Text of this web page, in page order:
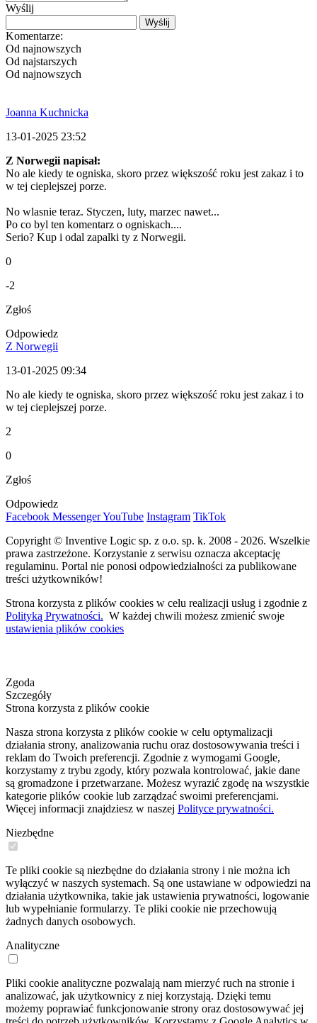
Wyślij
Komentarze:
Od najnowszych
Od najstarszych
Od najnowszych
Joanna Kuchnicka
13-01-2025 23:52
Z Norwegii napisał:
No ale kiedy te ogniska, skoro przez większość roku jest zakaz i to
w tej cieplejszej porze.
No wlasnie teraz. Styczen, luty, marzec nawet...
Po co byl ten komentarz o ogniskach....
Serio? Kup i odal zapalki ty z Norwegii.
0
-2
Zgłoś
Odpowiedz
Z Norwegii
13-01-2025 09:34
No ale kiedy te ogniska, skoro przez większość roku jest zakaz i to
w tej cieplejszej porze.
2
0
Zgłoś
Odpowiedz
Facebook MessengerYouTube Instagram TikTok
Copyright © Inventive Logic sp. z o.o. sp. k. 2008 - 2026. Wszelkie
prawa zastrzeżone. Korzystanie z serwisu oznacza akceptację
regulaminu. Portal nie ponosi odpowiedzialności za publikowane
treści użytkowników!
Strona korzysta z plików cookies w celu realizacji usług i zgodnie z
Polityką Prywatności. W każdej chwili możesz zmienić swoje
ustawienia plików cookies
Zgoda
Szczegóły
Strona korzysta z plików cookie
Nasza strona korzysta z plików cookie w celu optymalizacji
działania strony, analizowania ruchu oraz dostosowywania treści i
reklam do Twoich preferencji. Zgodnie z wymogami Google,
korzystamy z trybu zgody, który pozwala kontrolować, jakie dane
są gromadzone i przetwarzane. Możesz wyrazić zgodę na wszystkie
kategorie plików cookie lub zarządzać swoimi preferencjami.
Więcej informacji znajdziesz w naszej Polityce prywatności.
Niezbędne
Te pliki cookie są niezbędne do działania strony i nie można ich
wyłączyć w naszych systemach. Są one ustawiane w odpowiedzi na
działania użytkownika, takie jak ustawienia prywatności, logowanie
lub wypełnianie formularzy. Te pliki cookie nie przechowują
żadnych danych osobowych.
Analityczne
Pliki cookie analityczne pozwalają nam mierzyć ruch na stronie i
analizować, jak użytkownicy z niej korzystają. Dzięki temu
możemy poprawiać funkcjonowanie strony oraz dostosowywać jej